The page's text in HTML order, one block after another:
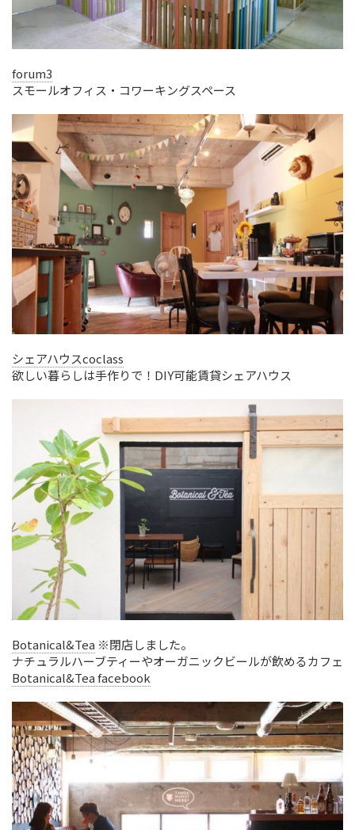
forum3
スモールオフィス・コワーキングスペース
シェアハウスcoclass
欲しい暮らしは手作りで！DIY可能賃貸シェアハウス
Botanical&Tea ※閉店しました。
ナチュラルハーブティーやオーガニックビールが飲めるカフェ
Botanical&Tea facebook